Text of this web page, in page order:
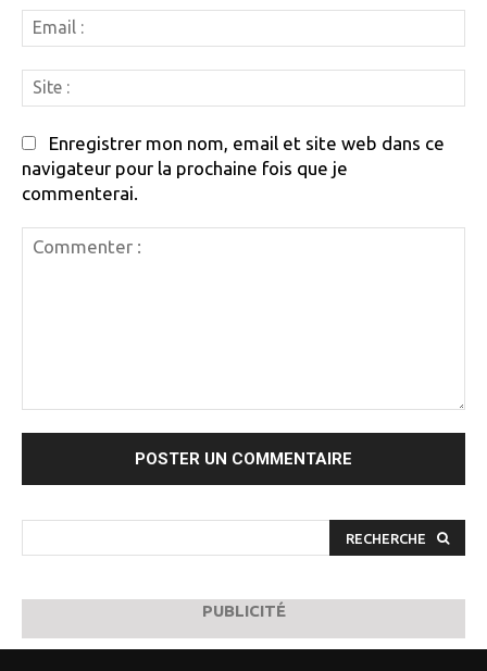
:
:
Enregistrer mon nom, email et site web dans ce
navigateur pour la prochaine fois que je
commenterai.
RECHERCHE
PUBLICITÉ